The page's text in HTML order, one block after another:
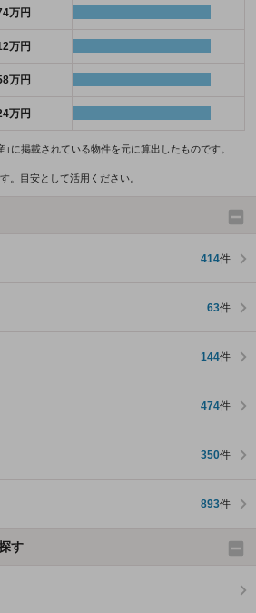
万円
万円
万円
万円
に掲載されている物件を元に算出したものです。
。目安として活用ください。
414件
63件
144件
474件
350件
893件
す